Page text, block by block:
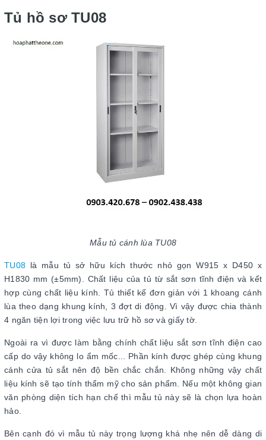
Tủ hồ sơ TU08
Mẫu tủ cánh lùa TU08
TU08 là mẫu tủ sở hữu kích thước nhỏ gọn W915 x D450 x
H1830 mm (±5mm). Chất liệu của tủ từ sắt sơn tĩnh điện và kết
hợp cùng chất liệu kính. Tủ thiết kế đơn giản với 1 khoang cánh
lùa theo dạng khung kính, 3 đợt di động. Vì vậy được chia thành
4 ngăn tiện lợi trong việc lưu trữ hồ sơ và giấy tờ.
Ngoài ra vì được làm bằng chính chất liệu sắt sơn tĩnh điện cao
cấp do vậy không lo ẩm mốc... Phần kính được ghép cùng khung
cánh cửa tủ sắt nên độ bền chắc chắn. Không những vậy chất
liệu kính sẽ tạo tính thẩm mỹ cho sản phẩm. Nếu một không gian
văn phòng diện tích hạn chế thì mẫu tủ này sẽ là chọn lựa hoàn
hảo.
Bên cạnh đó vì mẫu tủ này trọng lượng khá nhẹ nên dễ dàng di